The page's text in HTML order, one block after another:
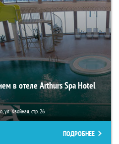
в отеле Arthurs Spa Hotel
ул. Хвойная, стр. 26
ПОДРОБНЕЕ